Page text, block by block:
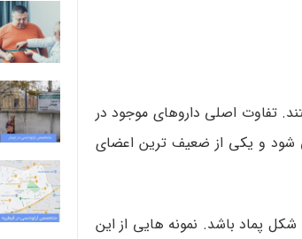
تفاوت اصلی داروهای موجود در
شود و یکی از ضعیف ترین اعضای
شکل پماد باشد. نمونه هایی از این